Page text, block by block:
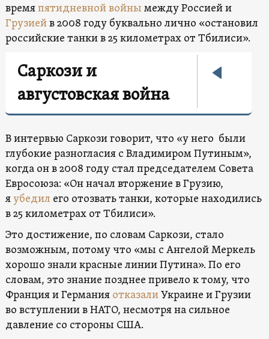
времяпятидневной войны между Россией и
Грузиейв 2008 году буквально лично «остановил
российские танки в 25 километрах от Тбилиси».
Саркози и
августовская война
В интервью Саркози говорит, что «у него были
глубокие разногласия с Владимиром Путиным»,
когда он в 2008 году стал председателем Совета
Евросоюза: «Он начал вторжение в Грузию,
яубедил его отозвать танки, которые находились
в 25 километрах от Тбилиси».
Это достижение, по словам Саркози, стало
возможным, потому что «мы с Ангелой Меркель
хорошо знали красные линии Путина». По его
словам, это знание позднее привело к тому, что
Франция и Германия отказалиУкраине и Грузии
во вступлении в НАТО, несмотря на сильное
давление со стороны США.